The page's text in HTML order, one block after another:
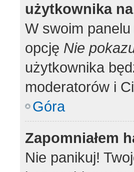
użytkownika
W swoim
opcję Nie
użytkownika
moderatorów i
Góra
Zapomniałem
Nie panikuj!